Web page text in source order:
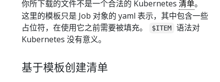
你所下载的文件不是一个合法的 Kubernetes 清单。
这里的模板只是 Job 对象的 yaml 表示，其中包含一些
占位符，在使用它之前需要被填充。
$ITEM
语法对
Kubernetes 没有意义。
基于模板创建清单